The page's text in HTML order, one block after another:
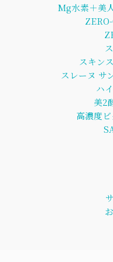
Mg水素＋美
スキン
スレーヌ サ
ハ
美2
高濃度